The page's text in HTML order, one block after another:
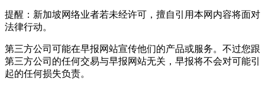
提醒：新加坡网络业者若未经许可，擅自引用本网内容将面对
法律行动。
第三方公司可能在早报网站宣传他们的产品或服务。不过您跟
第三方公司的任何交易与早报网站无关，早报将不会对可能引
起的任何损失负责。